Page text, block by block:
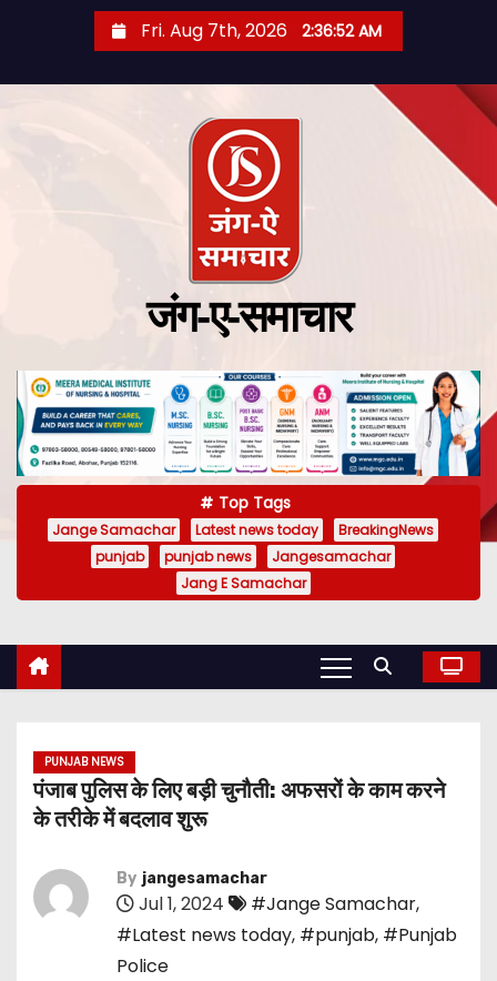
Fri. Aug 7th, 2026 2:36:53 AM
जंग-ए-समाचार
Top Tags
Jange Samachar Latest news today
BreakingNews
punjab
punjab news
Jangesamachar
Jang E Samachar
PUNJAB NEWS
पंजाब पुलिस के लिए बड़ी चुनौती: अफसरों के काम करने
के तरीके में बदलाव शुरू
By jangesamachar
Jul 1, 2024 #Jange Samachar,
#Latest news today, #punjab, #Punjab
Police